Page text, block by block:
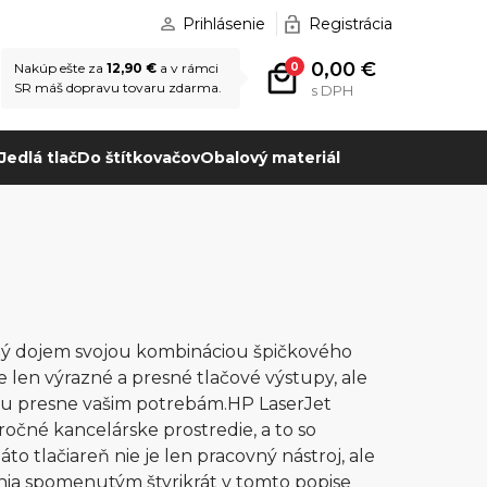
Prihlásenie Registrácia
0 0,00 €
s DPH
Nakúp ešte za 12,90 € a v rámci
SR máš dopravu tovaru zdarma.
tlačDo štítkovačovObalový materiál
dojem svojou kombináciou špičkového
výrazné a presné tlačové výstupy, ale
presne vašim potrebám.HP LaserJet
kancelárske prostredie, a to so
tlačiareň nie je len pracovný nástroj, ale
spomenutým štyrikrát v tomto popise